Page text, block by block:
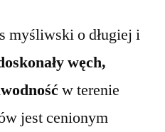
myśliwski o długiej i
węch,
w terenie
jest cenionym